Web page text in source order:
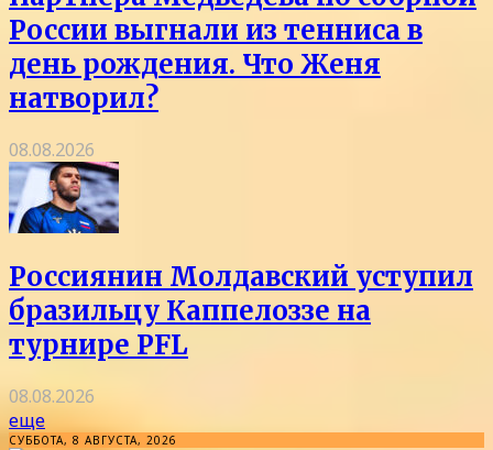
России выгнали из тенниса в
день рождения. Что Женя
натворил?
08.08.2026
Россиянин Молдавский уступил
бразильцу Каппелоззе на
турнире PFL
08.08.2026
еще
СУББОТА, 8 АВГУСТА, 2026